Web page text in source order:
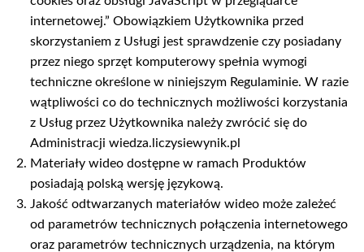
internetowej.” Obowiązkiem Użytkownika przed
skorzystaniem z Usługi jest sprawdzenie czy posiadany
przez niego sprzęt komputerowy spełnia wymogi
techniczne określone w niniejszym Regulaminie. W razie
wątpliwości co do technicznych możliwości korzystania
z Usług przez Użytkownika należy zwrócić się do
Administracji wiedza.liczysiewynik.pl
Materiały wideo dostępne w ramach Produktów
posiadają polską wersję językową.
Jakość odtwarzanych materiałów wideo może zależeć
od parametrów technicznych połączenia internetowego
oraz parametrów technicznych urządzenia, na którym